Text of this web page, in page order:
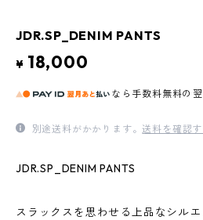
JDR.SP_DENIM PANTS
¥ 18,000
なら 手数料無料の
別途送料がかかります。送料を確認す
JDR.SP_DENIM PANTS
スラックスを思わせる上品なシル